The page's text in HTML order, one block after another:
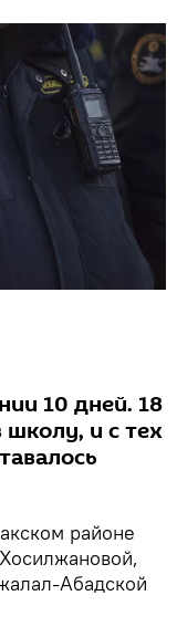
10 дней. 18
и с тех
районе
Абадской